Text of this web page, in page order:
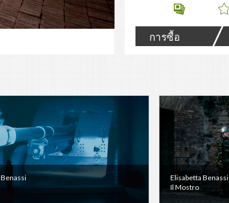
การซื้อ
Elisabetta Benassi
Il Mostro